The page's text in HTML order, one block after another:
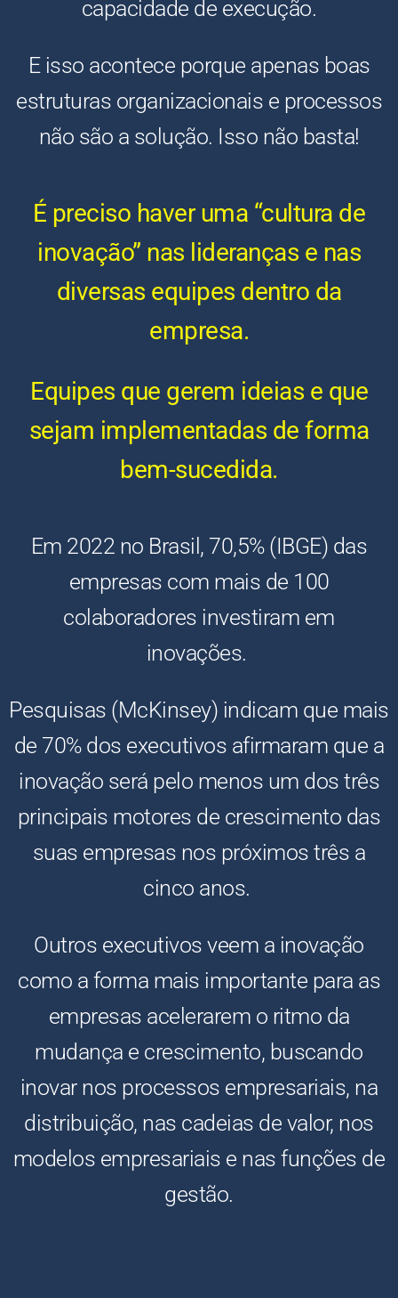
capacidade de execução.
E isso acontece porque apenas boas
estruturas organizacionais e processos
não são a solução. Isso não basta!
É preciso haver uma “cultura de
inovação” nas lideranças e nas
diversas equipes dentro da
empresa.
Equipes que gerem ideias e que
sejam implementadas de forma
bem-sucedida.
Em 2022 no Brasil, 70,5% (IBGE) das
empresas com mais de 100
colaboradores investiram em
inovações.
Pesquisas (McKinsey) indicam que mais
de 70% dos executivos afirmaram que a
inovação será pelo menos um dos três
principais motores de crescimento das
suas empresas nos próximos três a
cinco anos.
Outros executivos veem a inovação
como a forma mais importante para as
empresas acelerarem o ritmo da
mudança e crescimento, buscando
inovar nos processos empresariais, na
distribuição, nas cadeias de valor, nos
modelos empresariais e nas funções de
gestão.